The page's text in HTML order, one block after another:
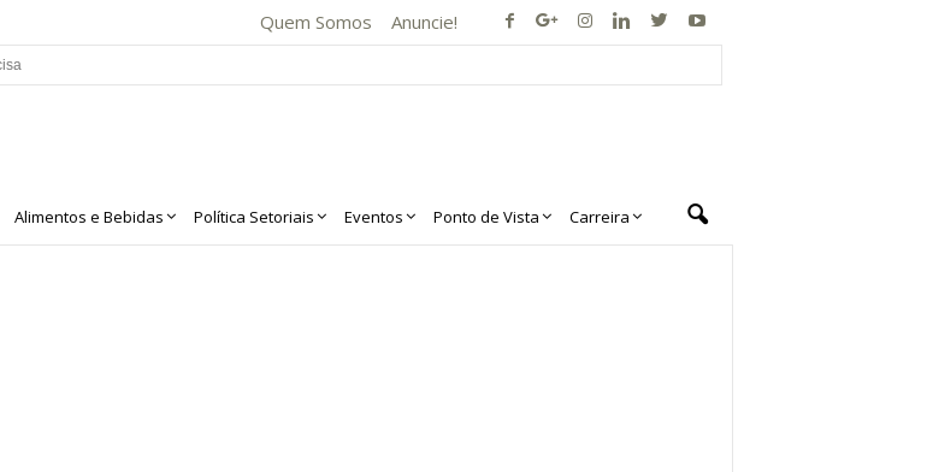
Quem Somos Anuncie!
Alimentos e Bebidas Política Setoriais Eventos Ponto de Vista Carreira